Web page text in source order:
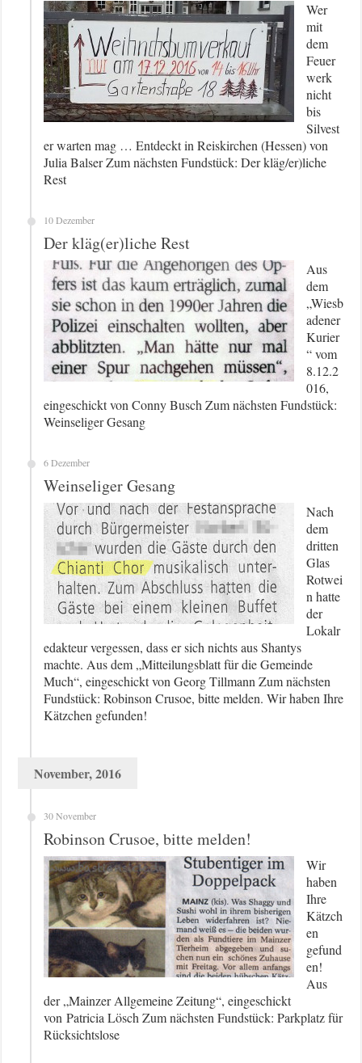
Wer
mit
dem
Feuer
werk
nicht
bis
Silvest
er warten mag … Entdeckt in Reiskirchen (Hessen) von
Julia Balser Zum nächsten Fundstück: Der kläg/er)liche
Rest
10 Dezember
Der kläg(er)liche Rest
Aus
dem
„Wiesb
adener
Kurier
“ vom
8.12.2
016,
eingeschickt von Conny Busch Zum nächsten Fundstück:
Weinseliger Gesang
6 Dezember
Weinseliger Gesang
Nach
dem
dritten
Glas
Rotwei
n hatte
der
Lokalr
edakteur vergessen, dass er sich nichts aus Shantys
machte. Aus dem „Mitteilungsblatt für die Gemeinde
Much“, eingeschickt von Georg Tillmann Zum nächsten
Fundstück: Robinson Crusoe, bitte melden. Wir haben Ihre
Kätzchen gefunden!
November, 2016
30 November
Robinson Crusoe, bitte melden!
Wir
haben
Ihre
Kätzch
en
gefund
en!
Aus
der „Mainzer Allgemeine Zeitung“, eingeschickt
von Patricia Lösch Zum nächsten Fundstück: Parkplatz für
Rücksichtslose